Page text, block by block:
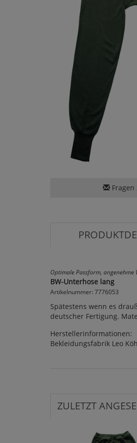
Fragen
Optimale Passform, angenehme
BW-Unterhose lang
Artikelnummer: 7776053
Spätestens wenn es
deutscher Fertigung.
Herstellerinformationen:
Bekleidungsfabrik Leo
ZULETZT